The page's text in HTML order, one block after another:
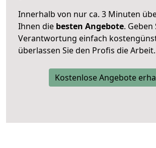
Innerhalb von nur ca. 3 Minuten
Ihnen die besten Angebote. Geben
Verantwortung einfach
überlassen Sie den Profis die Arbeit.
Kostenlose Angebote